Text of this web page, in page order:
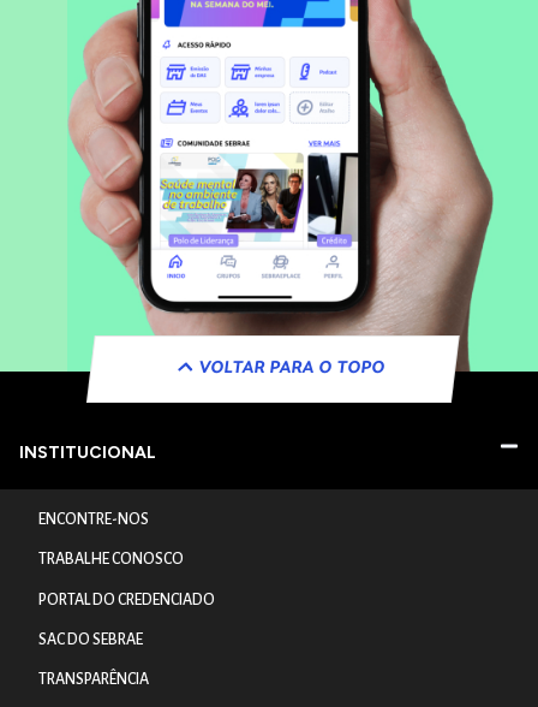
VOLTAR PARA O TOPO
INSTITUCIONAL
ENCONTRE-NOS
TRABALHE CONOSCO
PORTAL DO CREDENCIADO
SAC DO SEBRAE
TRANSPARÊNCIA